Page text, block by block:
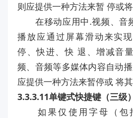
则应提供一种方法来暂 停或将
在移动应用中.视频、音
播放应通过屏幕滑动来实
停、快进、快 退、增减音
频、音频等多媒体内容自动
应提供一种方法来暂停或 将其
3.3.3.11单键式快捷键（三级）
如果仅使用字母（包